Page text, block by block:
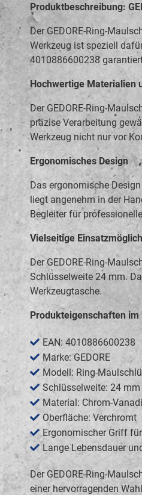
Produktbeschreibung:
Der GEDORE-Ring-
Werkzeug ist speziell
4010886600238
Hochwertige Materialien
Der GEDORE-Ring-
präzise Verarbeitung
Werkzeug nicht nur vor
Ergonomisches Design
Das ergonomische
liegt angenehm in der
Begleiter für
Vielseitige
Der GEDORE-Ring-
Schlüsselweite 24 mm.
Werkzeugtasche.
Produkteigenschaften im
EAN: 4010886600238
Marke: GEDORE
Modell: Ring-
Schlüsselweite: 24 mm
Material: Chrom-
Oberfläche: Verchromt
Ergonomischer Griff
Lange Lebensdauer
Der GEDORE-Ring-
einer hervorragenden